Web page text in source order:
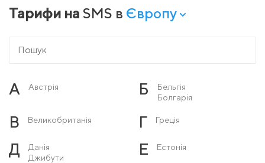
Тарифи на SMS в Європу
А Австрія Б
Бельгія
Болгарія
В Великобританія Г Греція
Д
Данія
Джибути
Е Естонія